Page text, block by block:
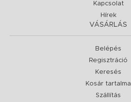
Kapcsolat
Hírek
VÁSÁRLÁS
Belépés
Regisztráció
Keresés
Kosár tartalma
Szállítás